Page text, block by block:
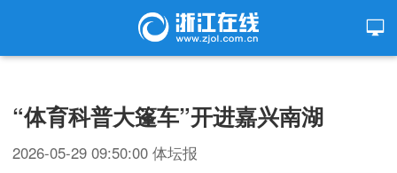
“体育科普大篷车”开进嘉兴南湖
2026-05-29 09:50:00 体坛报